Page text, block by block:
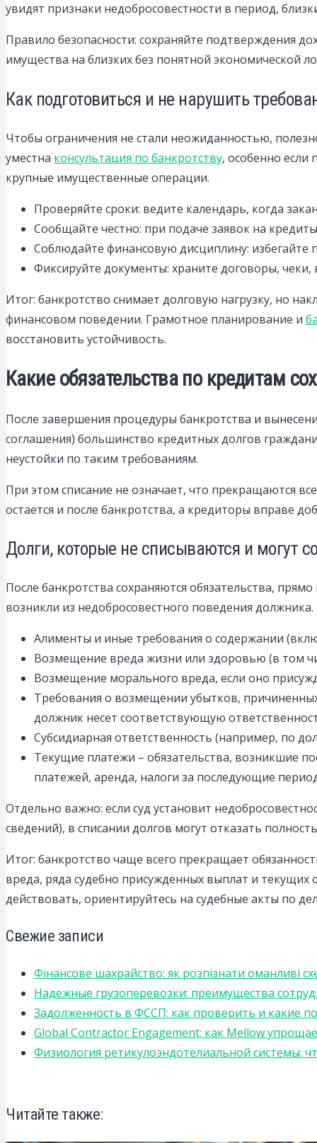
увидят признаки недобросовестности в период,
Правило безопасности: сохраняйте подтверждения
имущества на близких без понятной экономической
Как подготовиться и не нарушить
Чтобы ограничения не стали неожиданностью,
уместна консультация по банкротству, особенно если
крупные имущественные операции.
Проверяйте сроки: ведите календарь, когда
Сообщайте честно: при подаче заявок на
Соблюдайте финансовую дисциплину:
Фиксируйте документы: храните договоры,
Итог: банкротство снимает долговую нагрузку, но
финансовом поведении. Грамотное планирование и
восстановить устойчивость.
Какие обязательства по кредитам
После завершения процедуры банкротства и
соглашения) большинство кредитных долгов
неустойки по таким требованиям.
При этом списание не означает, что прекращаются
остается и после банкротства, а кредиторы вправе
Долги, которые не списываются и могут
После банкротства сохраняются обязательства,
возникли из недобросовестного поведения должника.
Алименты и иные требования о содержании
Возмещение вреда жизни или здоровью (в том
Возмещение морального вреда, если оно
Требования о возмещении убытков,
должник несет соответствующую
Субсидиарная ответственность (например, по
Текущие платежи – обязательства, возникшие
платежей, аренда, налоги за последующие
Отдельно важно: если суд установит
сведений), в списании долгов могут отказать
Итог: банкротство чаще всего прекращает
вреда, ряда судебно присужденных выплат и
действовать, ориентируйтесь на судебные акты по
Свежие записи
Фінансове шахрайство: як розпізнати оманливі
Надежные грузоперевозки: преимущества
Задолженность в ФССП: как проверить и какие
Global Contractor Engagement: как Mellow
Физиология ретикулоэндотелиальной системы:
Читайте также: